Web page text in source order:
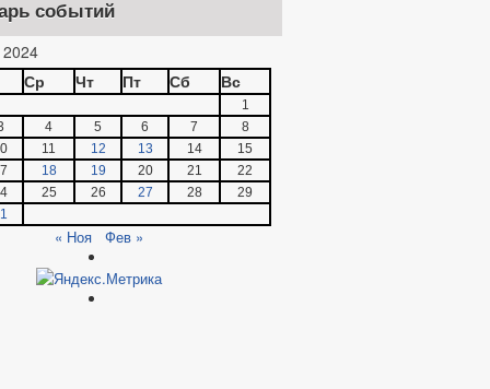
событий
Ср
Чт Пт Сб Вс
1
4 5 6 7
8
11 12 13 14
15
18 19 20 21
22
25 26 27 28
29
« Ноя Фев »